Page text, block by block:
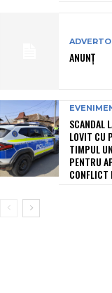
ANUNȚ
SCANDAL
LOVIT CU
TIMPUL
PENTRU
CONFLICT